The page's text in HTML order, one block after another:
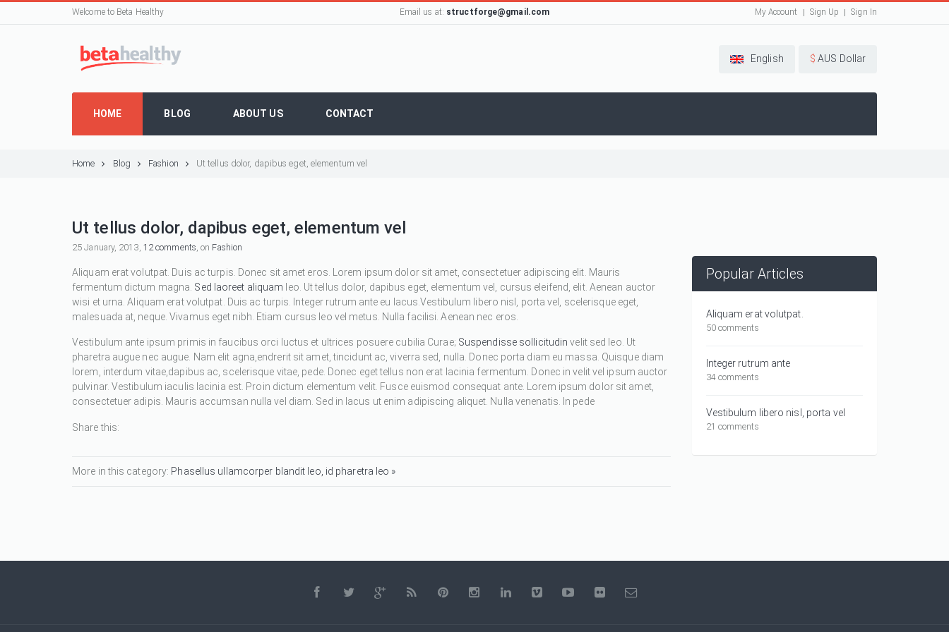
Welcome to Beta Healthy Email us at: structforge@gmail.com My Account Sign Up Sign In
English $ AUS Dollar
HOME BLOG ABOUT US CONTACT
Home Blog Fashion Ut tellus dolor, dapibus eget, elementum vel
Ut tellus dolor, dapibus eget, elementum vel
25 January, 2013, 12 comments, on Fashion
Aliquam erat volutpat. Duis ac turpis. Donec sit amet eros. Lorem ipsum dolor sit amet, consectetuer adipiscing elit. Mauris
fermentum dictum magna. Sed laoreet aliquam leo. Ut tellus dolor, dapibus eget, elementum vel, cursus eleifend, elit. Aenean auctor
wisi et urna. Aliquam erat volutpat. Duis ac turpis. Integer rutrum ante eu lacus.Vestibulum libero nisl, porta vel, scelerisque eget,
malesuada at, neque. Vivamus eget nibh. Etiam cursus leo vel metus. Nulla facilisi. Aenean nec eros.
Vestibulum ante ipsum primis in faucibus orci luctus et ultrices posuere cubilia Curae; Suspendisse sollicitudin velit sed leo. Ut
pharetra augue nec augue. Nam elit agna,endrerit sit amet, tincidunt ac, viverra sed, nulla. Donec porta diam eu massa. Quisque diam
lorem, interdum vitae,dapibus ac, scelerisque vitae, pede. Donec eget tellus non erat lacinia fermentum. Donec in velit vel ipsum auctor
pulvinar. Vestibulum iaculis lacinia est. Proin dictum elementum velit. Fusce euismod consequat ante. Lorem ipsum dolor sit amet,
consectetuer adipis. Mauris accumsan nulla vel diam. Sed in lacus ut enim adipiscing aliquet. Nulla venenatis. In pede
Share this:
More in this category: Phasellus ullamcorper blandit leo, id pharetra leo »
Popular Articles
Aliquam erat volutpat.
50 comments
Integer rutrum ante
34 comments
Vestibulum libero nisl, porta vel
21 comments